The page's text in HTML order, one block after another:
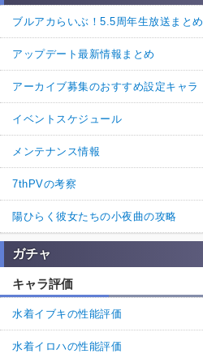
ブルアカらいぶ！5.5周年生放送まとめ
アップデート最新情報まとめ
アーカイブ募集のおすすめ設定キャラ
イベントスケジュール
メンテナンス情報
7thPVの考察
陽ひらく彼女たちの小夜曲の攻略
ガチャ
キャラ評価
水着イブキの性能評価
水着イロハの性能評価